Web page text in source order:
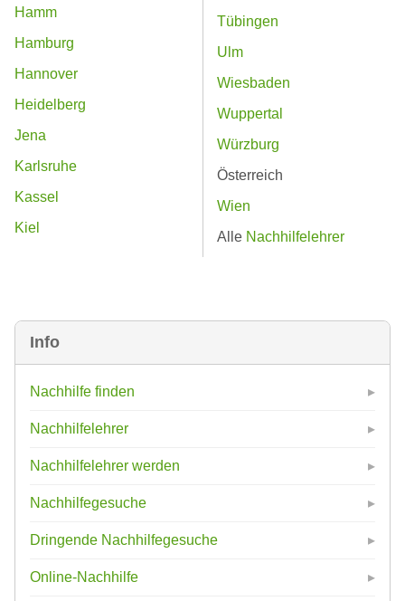
Info
Nachhilfe finden
Nachhilfelehrer
Nachhilfelehrer werden
Nachhilfegesuche
Dringende Nachhilfegesuche
Online-Nachhilfe
Hamm
Hamburg
Hannover
Heidelberg
Jena
Karlsruhe
Kassel
Kiel
Tübingen
Ulm
Wiesbaden
Wuppertal
Würzburg
Österreich
Wien
Alle Nachhilfelehrer